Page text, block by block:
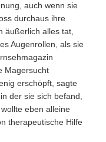
auch wenn sie
durchaus ihre
äußerlich alles tat,
Augenrollen, als sie
Magersucht
erschöpft, sagte
der sie sich befand,
eben alleine
therapeutische Hilfe